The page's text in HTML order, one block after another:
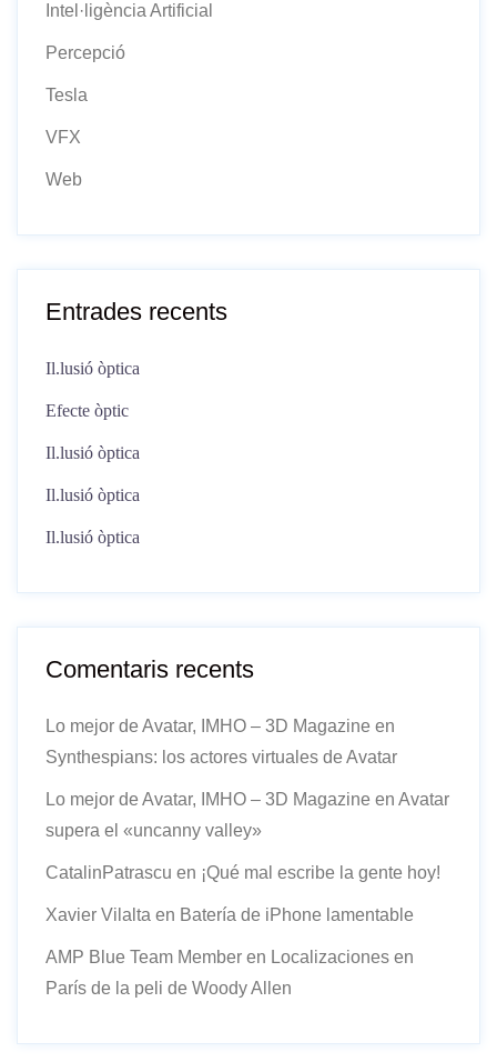
Intel·ligència Artificial
Percepció
Tesla
VFX
Web
Entrades recents
Il.lusió òptica
Efecte òptic
Il.lusió òptica
Il.lusió òptica
Il.lusió òptica
Comentaris recents
Lo mejor de Avatar, IMHO – 3D Magazine en
Synthespians: los actores virtuales de Avatar
Lo mejor de Avatar, IMHO – 3D Magazine en Avatar
supera el «uncanny valley»
CatalinPatrascu en ¡Qué mal escribe la gente hoy!
Xavier Vilalta en Batería de iPhone lamentable
AMP Blue Team Member en Localizaciones en
París de la peli de Woody Allen